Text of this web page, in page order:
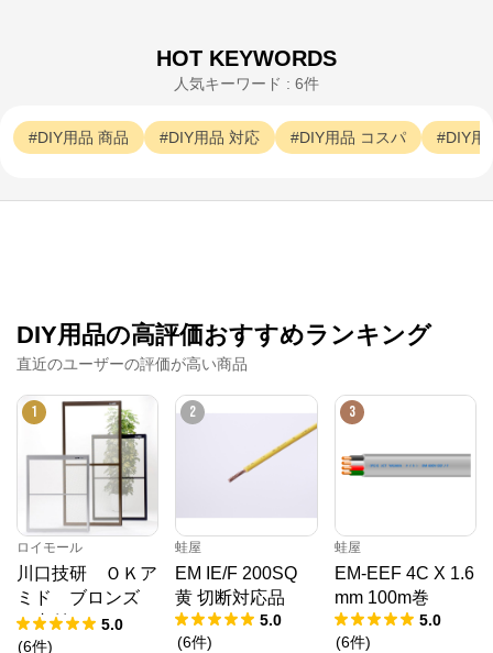
HOT KEYWORDS
人気キーワード : 6件
DIY用品 商品 DIY用品 対応 DIY用品 コスパ DIY用
DIY用品の高評価おすすめランキング
直近のユーザーの評価が高い商品
1
ロイモール
川口技研 ＯＫア
ミド ブロンズ
（内付） １９－
６０
5.0
(6件)
2
蛙屋
EM IE/F 200SQ
黄 切断対応品
5.0
(6件)
3
蛙屋
EM-EEF 4C X 1.6
mm 100m巻
5.0
(6件)